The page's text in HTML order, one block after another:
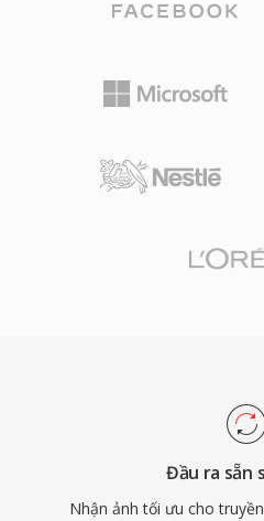
Đầu ra sẵn
Nhận ảnh tối ưu cho